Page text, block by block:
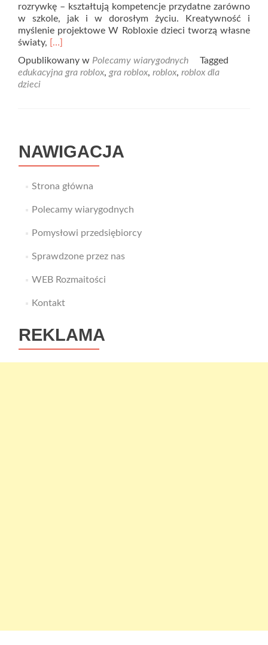
rozrywkę – kształtują kompetencje przydatne zarówno
w szkole, jak i w dorosłym życiu. Kreatywność i
myślenie projektowe W Robloxie dzieci tworzą własne
światy, Read
about
Jakie
dzieci?
[…]
Opublikowany w Polecamy wiarygodnych
Tagged
edukacyjna gra roblox, gra roblox, roblox, roblox dla
dzieci
NAWIGACJA
Strona główna
Polecamy wiarygodnych
Pomysłowi przedsiębiorcy
Sprawdzone przez nas
WEB Rozmaitości
Kontakt
REKLAMA